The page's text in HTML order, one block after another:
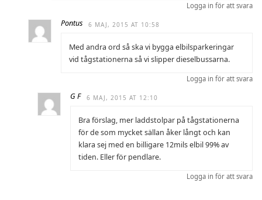
Logga in för att svara
Pontus 6 MAJ, 2015 AT 10:58
Med andra ord så ska vi bygga elbilsparkeringar
vid tågstationerna så vi slipper dieselbussarna.
Logga in för att svara
G F 6 MAJ, 2015 AT 12:10
Bra förslag, mer laddstolpar på tågstationerna
för de som mycket sällan åker långt och kan
klara sej med en billigare 12mils elbil 99% av
tiden. Eller för pendlare.
Logga in för att svara